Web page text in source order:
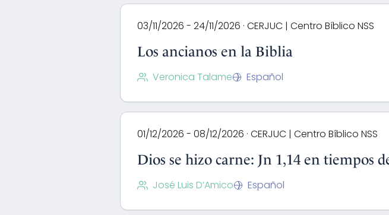
03/11/2026 - 24/11/2026 · CERJUC | Centro Bíblico NSS
Los ancianos en la Biblia
Veronica Talame Español
01/12/2026 - 08/12/2026 · CERJUC | Centro Bíblico NSS
Dios se hizo carne: Jn 1,14 en tiempos
José Luis D’Amico Español